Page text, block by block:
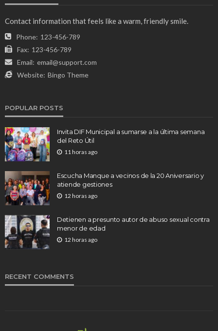
Contact information that feels like a warm, friendly smile.
Phone: 123-456-789
Fax: 123-456-789
Email: email@support.com
Website: Bingo Theme
POPULAR POSTS
Invita DIF Municipal a sumarse a la última semana
del Reto Útil
11 horas ago
Escucha Manque a vecinos de la 20 Aniversario y
atiende gestiones
12 horas ago
Detienen a presunto autor de abuso sexual contra
menor de edad
12 horas ago
RECENT COMMENTS